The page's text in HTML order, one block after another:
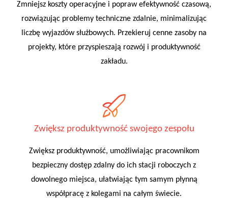
Zmniejsz koszty operacyjne i popraw efektywność czasową,
rozwiązując problemy techniczne zdalnie, minimalizując
liczbę wyjazdów służbowych. Przekieruj cenne zasoby na
projekty, które przyspieszają rozwój i produktywność
zakładu.
Zwiększ produktywność swojego zespołu
Zwiększ produktywność, umożliwiając pracownikom
bezpieczny dostęp zdalny do ich stacji roboczych z
dowolnego miejsca, ułatwiając tym samym płynną
współpracę z kolegami na całym świecie.